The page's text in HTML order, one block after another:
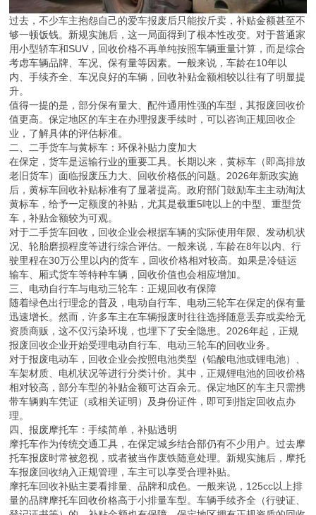
过去，不少车主抱怨自己的爱车报废后只能按斤卖，补贴金额甚至不
够一顿饭钱。新规实施后，这一局面得到了根本性改变。对于普通家
用小型轿车和SUV，回收价格不再单纯按照车辆重量计算，而是综合
考虑车辆品牌、车况、保有量等因素。一般来说，车龄在10年以
内、手续齐全、车况良好的车辆，回收补贴金额相较以往有了明显提
升。
值得一提的是，部分保有量大、配件通用性强的车型，其报废回收价
值更高。保定地区的车主在办理报废手续时，可以咨询正规回收企
业，了解具体的评估标准。
二、二手货车与黄标车：环保补贴力度加大
在保定，货车是运输行业的重要工具。长期以来，黄标车（即高排放
老旧货车）面临报废压力大、回收价格低的问题。2026年新政实施
后，黄标车回收补贴标准有了显著提高。政府部门鼓励车主主动淘汰
黄标车，给予一定额度的补贴，尤其是载重5吨以上的中型、重型货
车，补贴金额较为可观。
对于二手货车回收，回收企业会根据车辆的实际使用年限、发动机状
况、轮胎磨损程度等进行综合评估。一般来说，车龄在8年以内、行
驶里程在30万公里以内的货车，回收价格相对较高。如果是冷链运
输车、厢式货车等特种车辆，回收价值也会相应增加。
三、电动自行车与电动三轮车：正规回收有保障
随着绿色出行理念的普及，电动自行车、电动三轮车在保定的保有量
迅速增长。然而，许多车主在车辆报废时往往选择随意丢弃或卖给无
资质商贩，这不仅污染环境，也埋下了安全隐患。2026年起，正规
报废回收企业开始受理电动自行车、电动三轮车的回收业务。
对于报废电动车，回收企业会按照电池类型（铅酸电池或锂电池）、
车架材质、电机状况等进行分类计价。其中，正规锂电池的回收价格
相对较高，部分车型的补贴金额可达百余元。保定地区的车主只需携
带车辆购车凭证（或相关证明）及身份证件，即可到指定回收点办
理。
四、报废摩托车：手续简单，补贴透明
摩托车作为传统交通工具，在保定城乡结合部仍有不少用户。过去摩
托车报废时常被忽视，或者被当作废铁随意处理。新规实施后，摩托
车报废回收纳入正规管理，车主可以享受合理补贴。
摩托车回收补贴主要看排量、品牌和成色。一般来说，125cc以上排
量的品牌摩托车回收价格高于小排量车型。车辆手续齐全（行驶证、